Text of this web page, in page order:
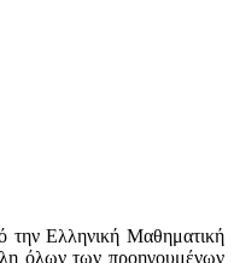
την Ελληνική Μαθηματική
όλων των προηγουμένων